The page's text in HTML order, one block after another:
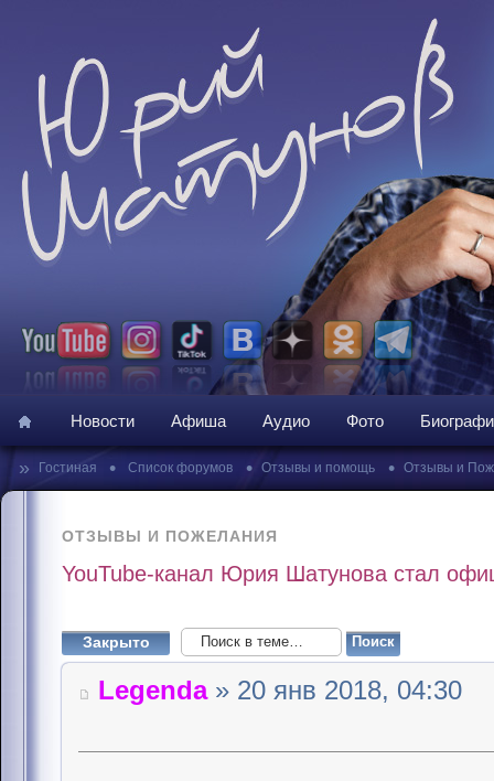
Новости Афиша Аудио Фото
» Гостиная • Список форумов • Отзывы и помощь • Отзывы и
ОТЗЫВЫ И ПОЖЕЛАНИЯ
YouTube-канал Юрия Шатунова стал
Закрыто
Legenda» 20 янв 2018, 04:30